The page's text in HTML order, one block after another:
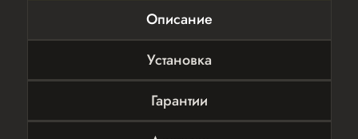
Описание
Установка
Гарантии